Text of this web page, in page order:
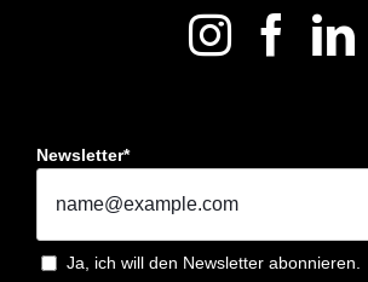
Newsletter*
Ja, ich will den Newsletter abonnieren.